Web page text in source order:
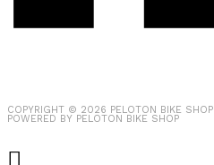
COPYRIGHT © 2026 PELOTON BIKE SHOP
POWERED BY PELOTON BIKE SHOP